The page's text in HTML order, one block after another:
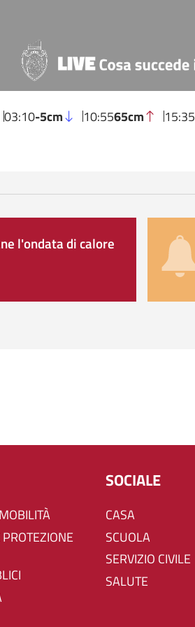
03:10-5cm 10:5565cm 15:35
l'ondata di calore
SOCIALE
CASA
SCUOLA
SERVIZIO CIVILE
SALUTE